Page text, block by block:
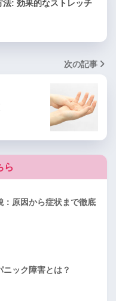
法: 効果的なストレッチ
次の記事
ら
：原因から症状まで徹底
ック障害とは？